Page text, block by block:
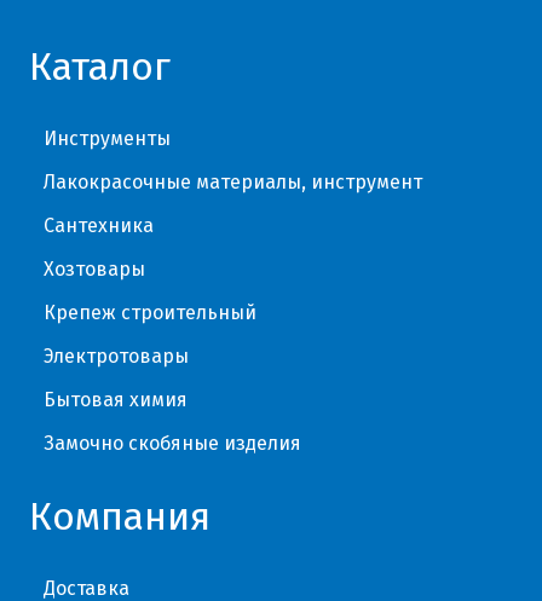
Каталог
Инструменты
Лакокрасочные материалы, инструмент
Сантехника
Хозтовары
Крепеж строительный
Электротовары
Бытовая химия
Замочно скобяные изделия
Компания
Доставка